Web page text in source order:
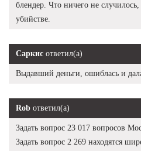
блендер. Что ничего не
убийстве.
Саркис ответил(а)
Выдавший деньги, ошиблась и
Rob ответил(а)
Задать вопрос 23 017 вопросов
Задать вопрос 2 269 находятся